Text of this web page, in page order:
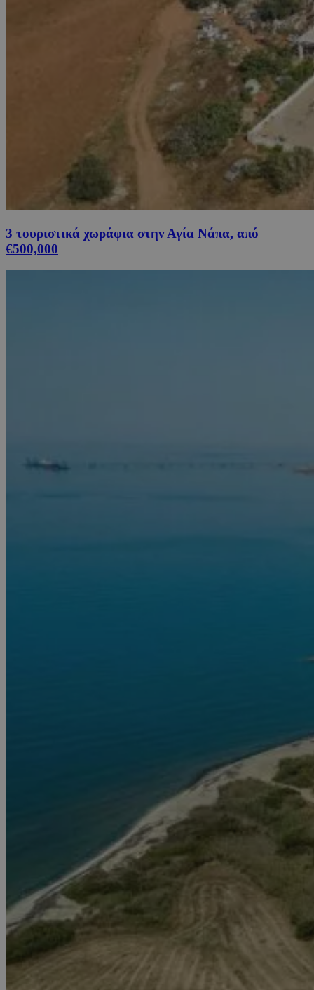
3 τουριστικά χωράφια στην Αγία Νάπα, από
€500,000